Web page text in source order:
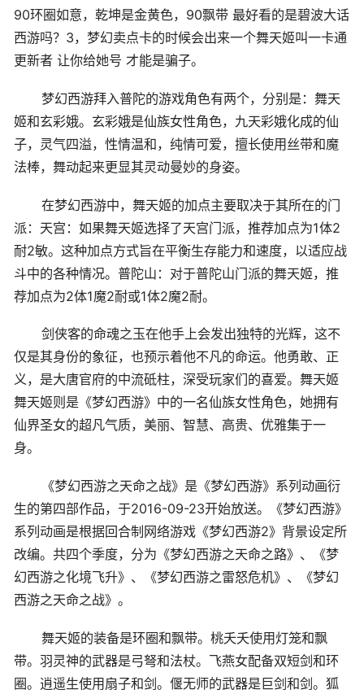
90环圈如意，乾坤是金黄色，90飘带 最好看的是碧波大话
西游吗？3，梦幻卖点卡的时候会出来一个舞天姬叫一卡通
更新者 让你给她号 才能是骗子。
梦幻西游拜入普陀的游戏角色有两个，分别是：舞天
姬和玄彩娥。玄彩娥是仙族女性角色，九天彩娥化成的仙
子，灵气四溢，性情温和，纯情可爱，擅长使用丝带和魔
法棒，舞动起来更显其灵动曼妙的身姿。
在梦幻西游中，舞天姬的加点主要取决于其所在的门
派：天宫：如果舞天姬选择了天宫门派，推荐加点为1体2
耐2敏。这种加点方式旨在平衡生存能力和速度，以适应战
斗中的各种情况。普陀山：对于普陀山门派的舞天姬，推
荐加点为2体1魔2耐或1体2魔2耐。
剑侠客的命魂之玉在他手上会发出独特的光辉，这不
仅是其身份的象征，也预示着他不凡的命运。他勇敢、正
义，是大唐官府的中流砥柱，深受玩家们的喜爱。舞天姬
舞天姬则是《梦幻西游》中的一名仙族女性角色，她拥有
仙界圣女的超凡气质，美丽、智慧、高贵、优雅集于一
身。
《梦幻西游之天命之战》是《梦幻西游》系列动画衍
生的第四部作品，于2016-09-23开始放送。《梦幻西游》
系列动画是根据回合制网络游戏《梦幻西游2》背景设定所
改编。共四个季度，分为《梦幻西游之天命之路》、《梦
幻西游之化境飞升》、《梦幻西游之雷怒危机》、《梦幻
西游之天命之战》。
舞天姬的装备是环圈和飘带。桃夭夭使用灯笼和飘
带。羽灵神的武器是弓弩和法杖。飞燕女配备双短剑和环
圈。逍遥生使用扇子和剑。偃无师的武器是巨剑和剑。狐